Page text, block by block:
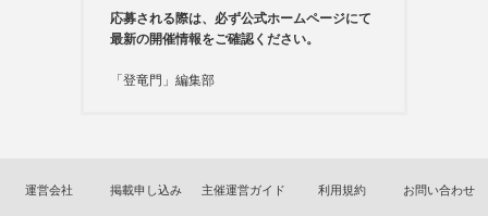
応募される際は、必ず公式ホームページにて
最新の開催情報をご確認ください。
「登竜門」編集部
運営会社 掲載申し込み 主催運営ガイド 利用規約 お問い合わせ